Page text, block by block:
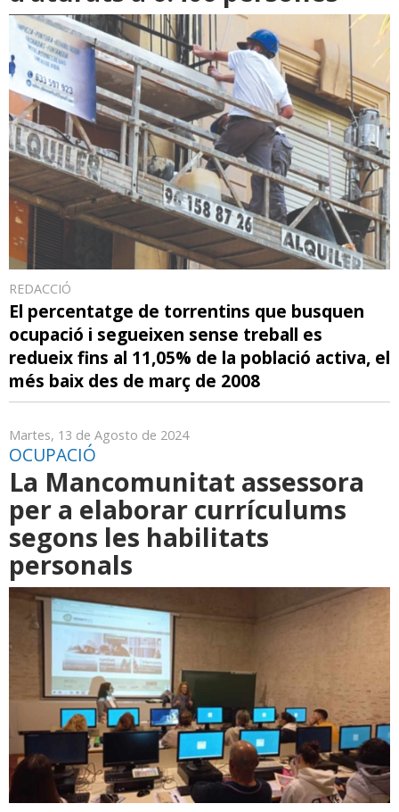
REDACCIÓ
El percentatge de torrentins que busquen
ocupació i segueixen sense treball es
redueix fins al 11,05% de la població activa, el
més baix des de març de 2008
Martes, 13 de Agosto de 2024
OCUPACIÓ
La Mancomunitat assessora
per a elaborar currículums
segons les habilitats
personals